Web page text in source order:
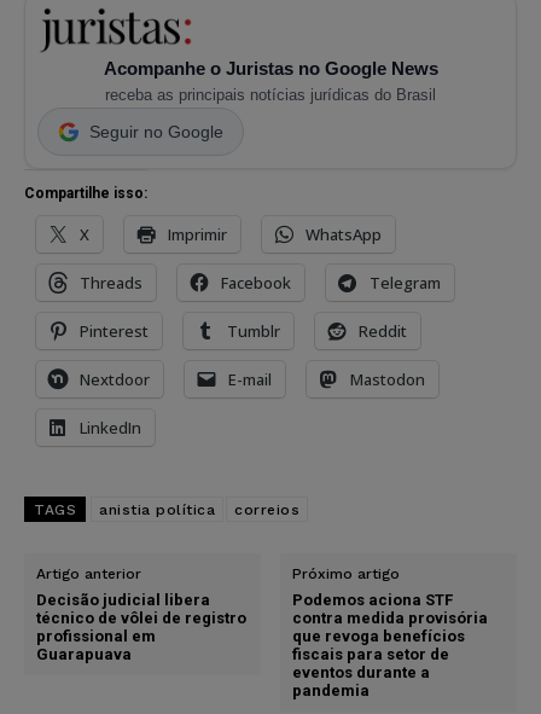
Acompanhe o Juristas no Google News
receba as principais notícias jurídicas do Brasil
Seguir no Google
Compartilhe isso:
X Imprimir WhatsApp
Threads Facebook Telegram
Pinterest Tumblr Reddit
Nextdoor E-mail Mastodon
LinkedIn
TAGS anistia política correios
Artigo anterior
Decisão judicial libera
técnico de vôlei de registro
profissional em
Guarapuava
Próximo artigo
Podemos aciona STF
contra medida provisória
que revoga benefícios
fiscais para setor de
eventos durante a
pandemia